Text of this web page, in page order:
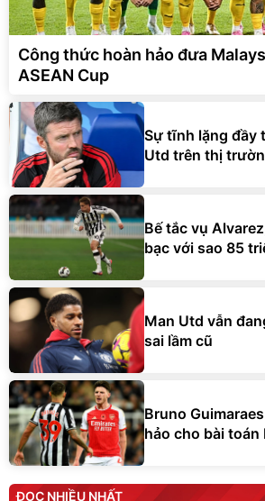
Công thức hoàn hảo đưa
ASEAN Cup
Sự tĩnh lặng đầy
Utd trên thị
Bế tắc vụ
bạc với sao 85
Man Utd vẫn
sai lầm cũ
Bruno
hảo cho bài toán
ĐỌC NHIỀU NHẤT